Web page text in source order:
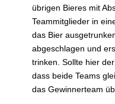
übrigen Bieres mit
Teammitglieder in
das Bier
abgeschlagen und
trinken. Sollte hier
dass beide Teams
das Gewinnerteam